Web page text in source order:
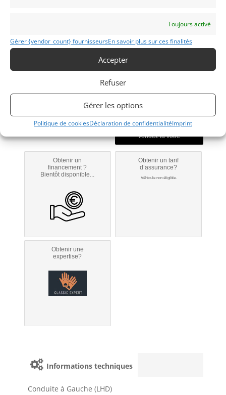
Toujours activé
Gérer {vendor_count} fournisseursEn savoir plus sur ces finalités
Accepter
Refuser
Gérer les options
Politique de cookiesDéclaration de confidentialitéImprint
DUETTO 1750
Obtenir un
financement ?
Bientôt disponible...
Obtenir un tarif
d’assurance?
Véhicule non éligible.
Obtenir une
expertise?
Informations techniques
Conduite à Gauche (LHD)